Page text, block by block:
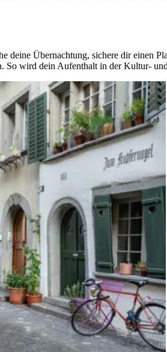
deine Übernachtung, sichere dir einen
So wird dein Aufenthalt in der Kultur-